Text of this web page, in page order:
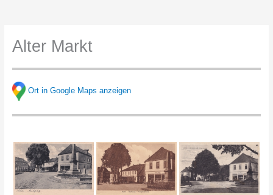
Alter Markt
Ort in Google Maps anzeigen